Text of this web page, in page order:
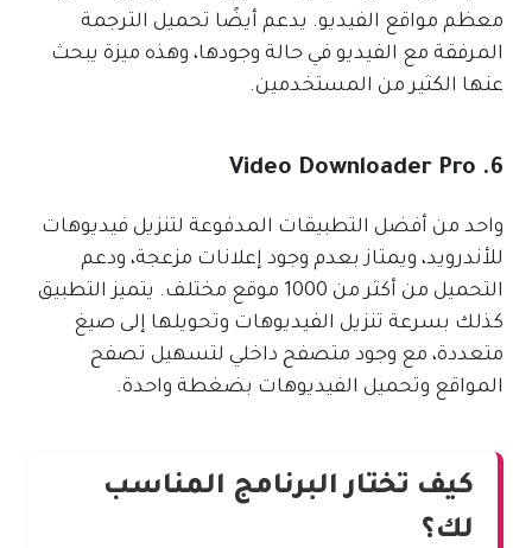
معظم مواقع الفيديو. يدعم أيضًا تحميل الترجمة
المرفقة مع الفيديو في حالة وجودها، وهذه ميزة يبحث
عنها الكثير من المستخدمين.
6. Video Downloader Pro
واحد من أفضل التطبيقات المدفوعة لتنزيل فيديوهات
للأندرويد، ويمتاز بعدم وجود إعلانات مزعجة، ودعم
التحميل من أكثر من 1000 موقع مختلف. يتميز التطبيق
كذلك بسرعة تنزيل الفيديوهات وتحويلها إلى صيغ
متعددة، مع وجود متصفح داخلي لتسهيل تصفح
المواقع وتحميل الفيديوهات بضغطة واحدة.
كيف تختار البرنامج المناسب
لك؟